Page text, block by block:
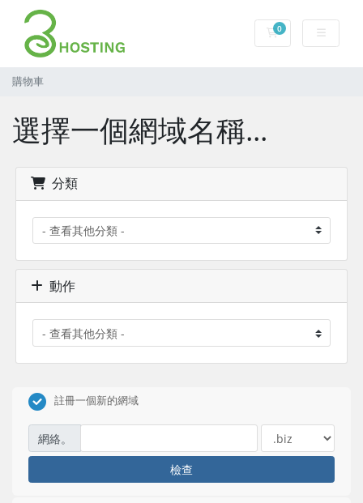
0購物車
購物車
選擇一個網域名稱...
分類
動作
註冊一個新的網域
網絡。
檢查